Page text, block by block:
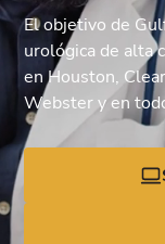
El objetivo de
urológica de alta
en Houston,
Webster y en